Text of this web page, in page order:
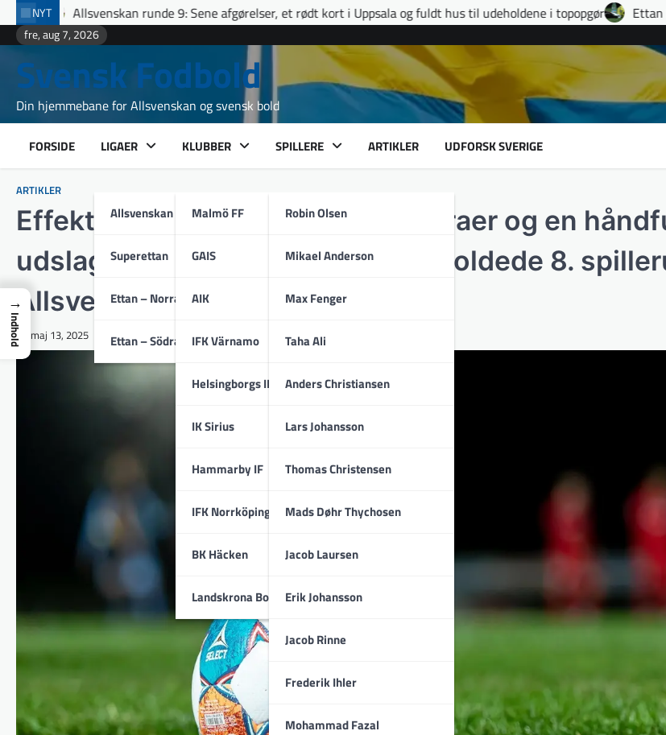
Skip
to
content
NYT
runde 9: Sene afgørelser, et rødt kort i Uppsala og fuldt hus til udeholdene i topopgør Ettan Norra runde 9: fire
fre, aug 7, 2026
Svensk Fodbold
Din hjemmebane for Allsvenskan og svensk bold
FORSIDE LIGAER
Allsvenskan
Superettan
Ettan – Norra
Ettan – Södra
KLUBBER
Malmö FF
GAIS
AIK
IFK Värnamo
Helsingborgs IF
IK Sirius
Hammarby IF
IFK Norrköping
BK Häcken
Landskrona BoIS
SPILLERE
Robin Olsen
Mikael Anderson
Max Fenger
Taha Ali
Anders Christiansen
Lars Johansson
Thomas Christensen
Mads Døhr Thychosen
Jacob Laursen
Erik Johansson
Jacob Rinne
Frederik Ihler
Mohammad Fazal
ARTIKLER UDFORSK SVERIGE
ARTIKLER
Effektive defensiver, skarpe kontraer og en
udslagsgivende detaljer – sådan foldede 8.
Allsvenskan 2025 sig ud
maj 13, 2025
→
Indhold